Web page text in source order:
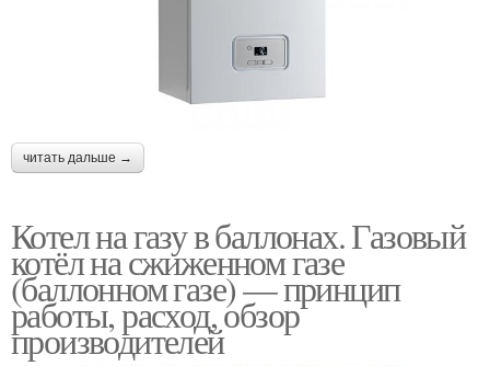
читать дальше →
Котел на газу в баллонах. Газовый
котёл на сжиженном газе
(баллонном газе) — принцип
работы, расход, обзор
производителей